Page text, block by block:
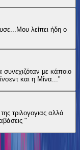
λείπει ήδη ο
με κάποιο
και η Μίνα..."
τριλογογιας αλλά
"